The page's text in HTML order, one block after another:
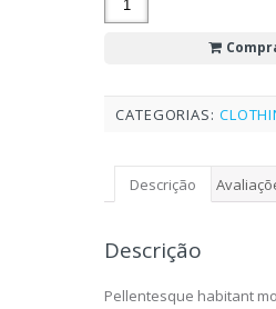
CATEGORIAS:
Descrição
Descrição
Pellentesque habitant